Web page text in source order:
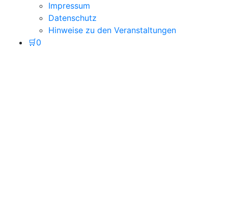
Impressum
Datenschutz
Hinweise zu den Veranstaltungen
🛒0